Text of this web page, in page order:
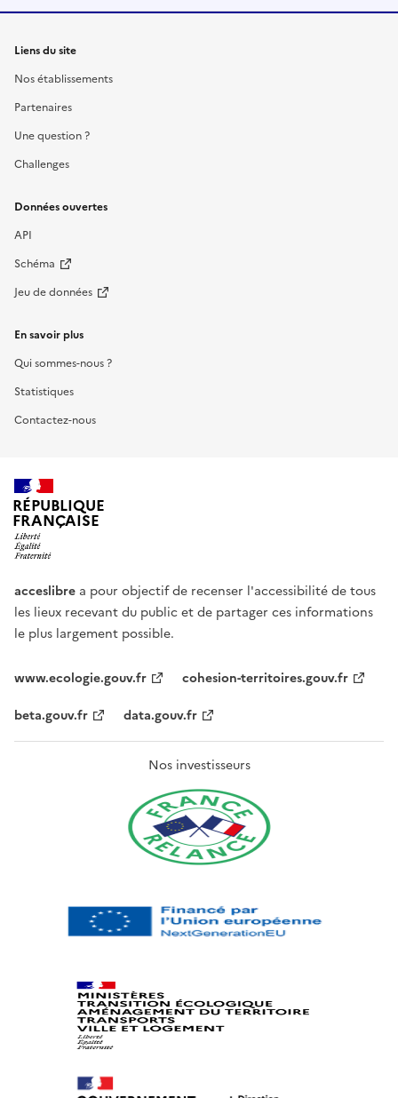
Liens du site
Nos établissements
Partenaires
Une question ?
Challenges
Données ouvertes
API
Schéma
Jeu de données
En savoir plus
Qui sommes-nous ?
Statistiques
Contactez-nous
RÉPUBLIQUE
FRANÇAISE
acceslibre a pour objectif de recenser l'accessibilité de tous
les lieux recevant du public et de partager ces informations
le plus largement possible.
www.ecologie.gouv.fr
cohesion-territoires.gouv.fr
beta.gouv.fr
data.gouv.fr
Nos investisseurs